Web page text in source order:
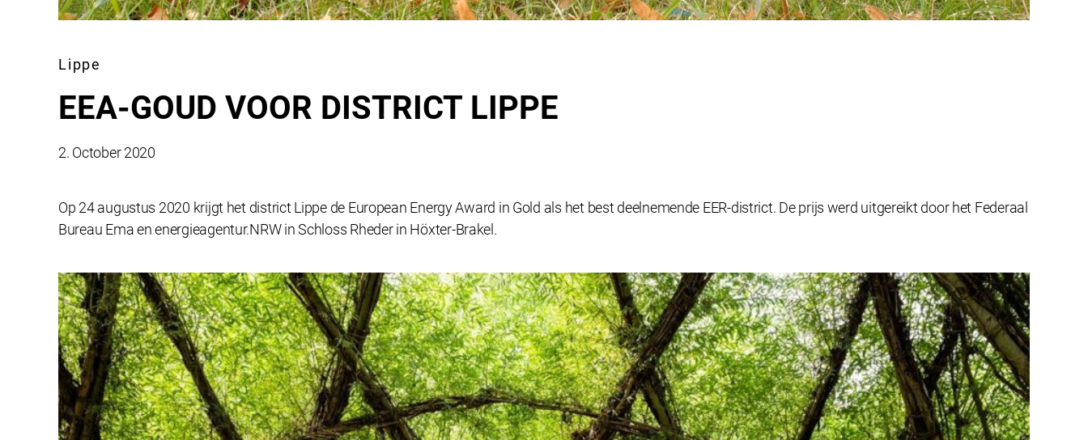
Lippe
EEA-GOUD VOOR DISTRICT LIPPE
2. October 2020
Op 24 augustus 2020 krijgt het district Lippe de European Energy Award in Gold als het best deelnemende EER-district. De prijs werd uitgereikt door het Federaal
Bureau Ema en energieagentur.NRW in Schloss Rheder in Höxter-Brakel.